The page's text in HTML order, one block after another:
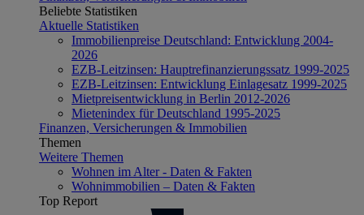
Beliebte Statistiken
Aktuelle Statistiken
Immobilienpreise Deutschland: Entwicklung 2004-
2026
EZB-Leitzinsen: Hauptrefinanzierungssatz 1999-2025
EZB-Leitzinsen: Entwicklung Einlagesatz 1999-2025
Mietpreisentwicklung in Berlin 2012-2026
Mietenindex für Deutschland 1995-2025
Finanzen, Versicherungen & Immobilien
Themen
Weitere Themen
Wohnen im Alter - Daten & Fakten
Wohnimmobilien – Daten & Fakten
Top Report